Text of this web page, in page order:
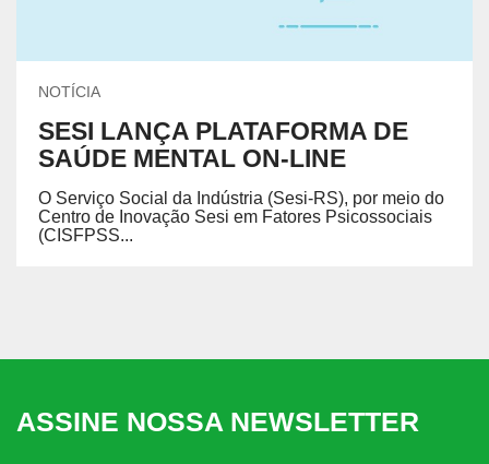
NOTÍCIA
SESI LANÇA PLATAFORMA DE
SAÚDE MENTAL ON-LINE
O Serviço Social da Indústria (Sesi-RS), por meio do
Centro de Inovação Sesi em Fatores Psicossociais
(CISFPSS...
ASSINE NOSSA NEWSLETTER